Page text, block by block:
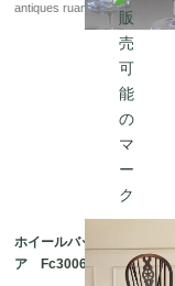
antiques ruan
ホイールバックチェ
ア Fc3006B